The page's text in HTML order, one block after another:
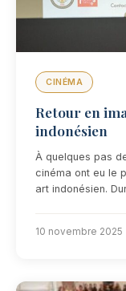
CINÉMA
Retour en
indonésien
À quelques pas
cinéma ont eu le
art indonésien.
10 novembre 2025